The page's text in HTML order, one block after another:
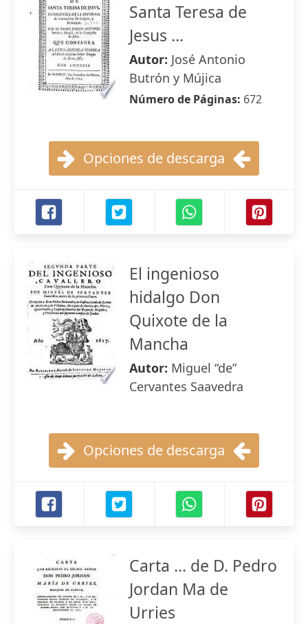
Santa Teresa de
Jesus ...
Autor: José Antonio
Butrón y Mújica
Número de Páginas: 672
Opciones de descarga
El ingenioso
hidalgo Don
Quixote de la
Mancha
Autor: Miguel “de”
Cervantes Saavedra
Opciones de descarga
Carta ... de D. Pedro
Jordan Ma de
Urries